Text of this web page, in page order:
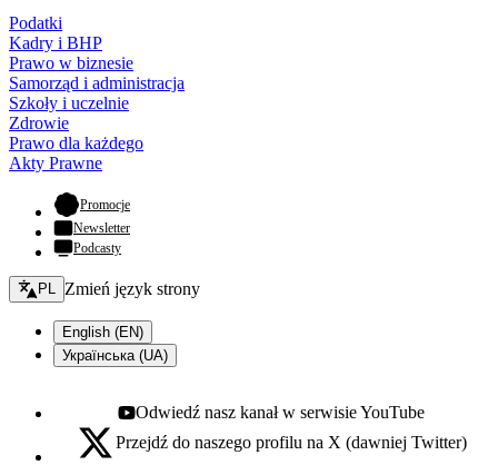
Podatki
Kadry i BHP
Prawo w biznesie
Samorząd i administracja
Szkoły i uczelnie
Zdrowie
Prawo dla każdego
Akty Prawne
Promocje- otwiera się w nowej karcie
Newsletter
Podcasty
Zmień język - bieżący:
PL Zmień język strony
English (EN)
Українська (UA)
Youtube - otwiera się w nowej karcie
Odwiedź nasz kanał w serwisie YouTube
X - otwiera się w nowej karcie
Przejdź do naszego profilu na X (dawniej Twitter)